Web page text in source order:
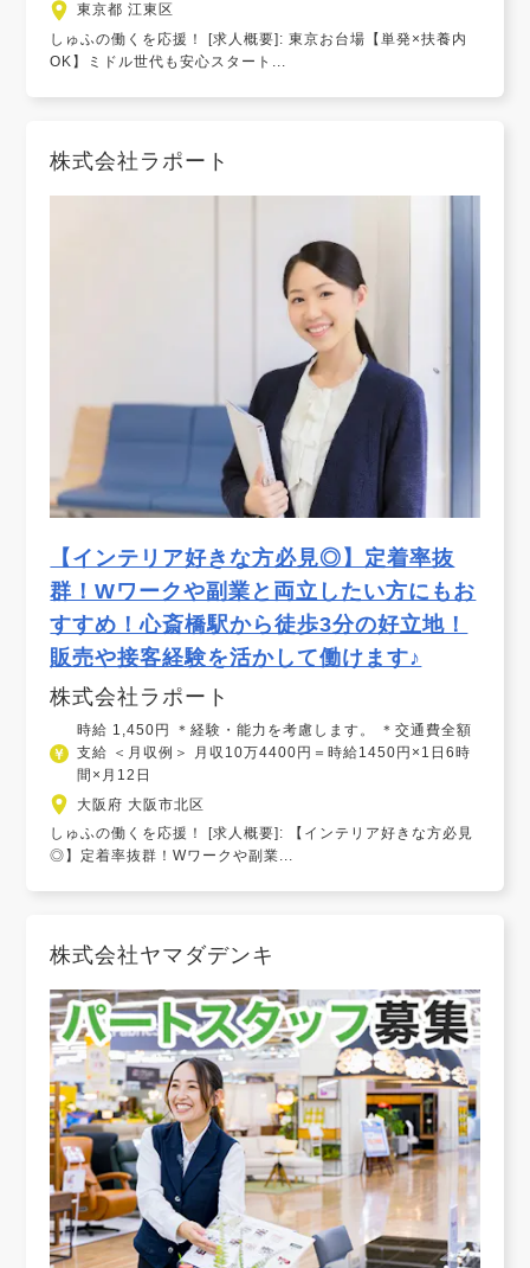
東京都 江東区
しゅふの働くを応援！ [求人概要]: 東京お台場【単発×扶養内
OK】ミドル世代も安心スタート...
株式会社ラポート
【インテリア好きな方必見◎】定着率抜
群！Wワークや副業と両立したい方にもお
すすめ！心斎橋駅から徒歩3分の好立地！
販売や接客経験を活かして働けます♪
株式会社ラポート
時給 1,450円 ＊経験・能力を考慮します。 ＊交通費全額
支給 ＜月収例＞ 月収10万4400円＝時給1450円×1日6時
間×月12日
大阪府 大阪市北区
しゅふの働くを応援！ [求人概要]: 【インテリア好きな方必見
◎】定着率抜群！Wワークや副業...
株式会社ヤマダデンキ